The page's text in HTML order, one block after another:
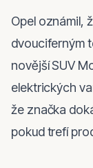
Opel oznámil,
dvouciferným
novější SUV
elektrických
že značka
pokud trefí